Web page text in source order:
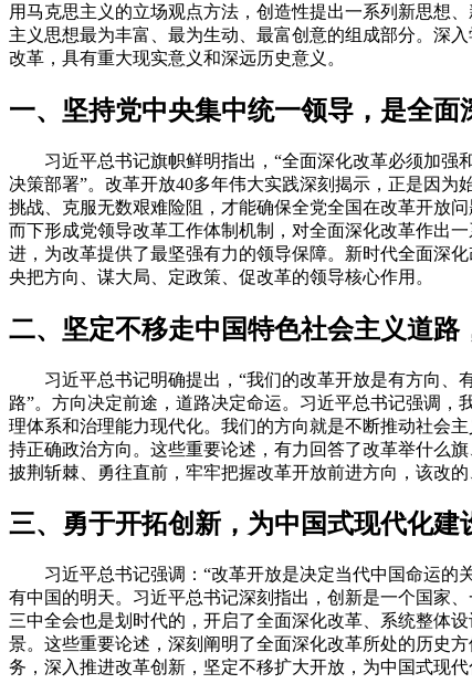
用马克思主义的立场观点方法，创造性提出一系列新思想
主义思想最为丰富、最为生动、最富创意的组成部分。深
改革，具有重大现实意义和深远历史意义。
一、坚持党中央集中统一领导，是全面
习近平总书记旗帜鲜明指出，“全面深化改革必须加强
决策部署”。改革开放40多年伟大实践深刻揭示，正是因
挑战、克服无数艰难险阻，才能确保全党全国在改革开放
而下形成党领导改革工作体制机制，对全面深化改革作出
进，为改革提供了最坚强有力的领导保障。新时代全面深
央把方向、谋大局、定政策、促改革的领导核心作用。
二、坚定不移走中国特色社会主义道
习近平总书记明确提出，“我们的改革开放是有方向、有
路”。方向决定前途，道路决定命运。习近平总书记强调
理体系和治理能力现代化。我们的方向就是不断推动社会
持正确政治方向。这些重要论述，有力回答了改革举什么
披荆斩棘、勇往直前，牢牢把握改革开放前进方向，该改
三、勇于开拓创新，为中国式现代化建
习近平总书记强调：“改革开放是决定当代中国命运的关
有中国的明天。习近平总书记深刻指出，创新是一个国家
三中全会也是划时代的，开启了全面深化改革、系统整体
景。这些重要论述，深刻阐明了全面深化改革所处的历史
务，深入推进改革创新，坚定不移扩大开放，为中国式现